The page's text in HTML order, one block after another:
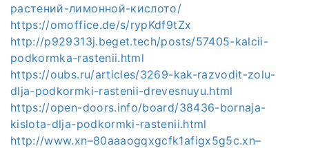
растений-лимонной-кислото/
https://omoffice.de/s/rypKdf9tZx
http://p929313j.beget.tech/posts/57405-kalcii-
podkormka-rastenii.html
https://oubs.ru/articles/3269-kak-razvodit-zolu-
dlja-podkormki-rastenii-drevesnuyu.html
https://open-doors.info/board/38436-bornaja-
kislota-dlja-podkormki-rastenii.html
http://www.xn–80aaaogqxgcfk1afigx5g5c.xn–